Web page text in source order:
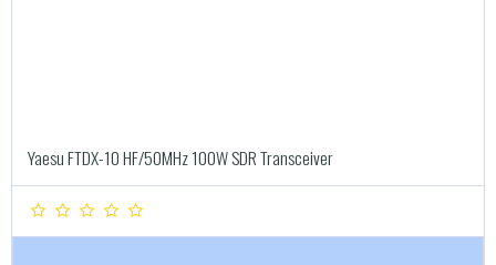
Yaesu FTDX-10 HF/50MHz 100W SDR Transceiver